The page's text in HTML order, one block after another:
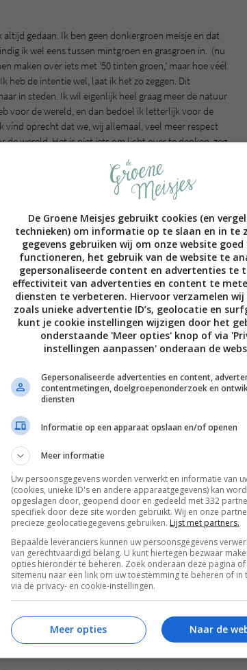
gedaan. Ik ben geen donkergroen meisje en dat
ik wel eens tussen mintgroen en grasgroen in. (nu
maken over iets met ’50 tinten groen,’ maar hoe véél
heb de intentie wel, laat ik het zo zeggen. Dit
in steden. Ik wil eigenlijk heel graag meer de natuur
voor de wereld, en dan bedoel ik letterlijk voor de
vínd oprecht dat we, wij allemaal, veel meer respect
wereld. Het is niet iets om licht over te denken, zeg
van je idealen kunt afdwalen, zonder dat je het
aan twee dingen: ik heb te veel afleiding en
waardoor de aandacht gewoonweg
dat er mensen zijn die bijvoorbeeld milieu-
om heel actief betrokken te blijven bij de idealen die
idealen hebben en je gaat sámen de straat
op de Dam staan, maar ik begrijp steeds beter
levendig houden van je idealen, is het ook een manier
Sterker nog, je hoopt mensen op een idee te
over groene onderwerpen, om het zo maar even
veel veranderen in de wereld als we allemaal
banken gaan zitten afwachten.
is goede inhoudelijke verhalen over mijn groene
artikel kost gewoon echt veel meer tijd dan het
researchen, mijn info checken en dan nog
en hoppa, we gooien hem online. Sowieso is dat
Toch zeg ik eerijk dat het me flink wat tijd
te schrijven en dat betekent dan ook dat die
iedere week zullen zijn. Wil je een beetje kwaliteit
durf ik wél te zeggen: dat is wat ik meer wil gaan
tweede heft van dit jaar.
waarom wij veganisten zijn en hoe wij het
hebben er iets tofs van gemaakt. Bedankt
nog met Jamie heb kunnen doen, voordat zij de
gaan vinden om deze aflevering te luisteren, dus
De Groene Meisjes gebruikt cookies (en
technieken) om informatie op te slaan en in te
gegevens gebruiken wij om onze website
functioneren, het gebruik van de website te
gepersonaliseerde content en advertenties te
effectiviteit van advertenties en content te
diensten te verbeteren. Hiervoor verzamelen wij
zoals unieke advertentie ID’s, geolocatie en
kunt je cookie instellingen wijzigen door het
onderstaande 'Meer opties' knop of via
instellingen aanpassen' onderaan de
Gepersonaliseerde advertenties en content,
contentmetingen, doelgroepenonderzoek en
diensten
Informatie op een apparaat opslaan en/of openen
Meer informatie
Uw persoonsgegevens worden verwerkt en informatie van
(cookies, unieke ID's en andere apparaatgegevens) kan
opgeslagen door, geopend door en gedeeld met 332
specifiek door deze site worden gebruikt. Wij en onze
precieze geolocatiegegevens gebruiken. Lijst met partners.
Bepaalde leveranciers kunnen uw persoonsgegevens
van gerechtvaardigd belang. U kunt hiertegen bezwaar
opties hieronder te beheren. Zoek onderaan deze pagina
sitemenu naar een link om uw toestemming te beheren of in
via de privacy- en cookie-instellingen.
Naar de
Meer opties